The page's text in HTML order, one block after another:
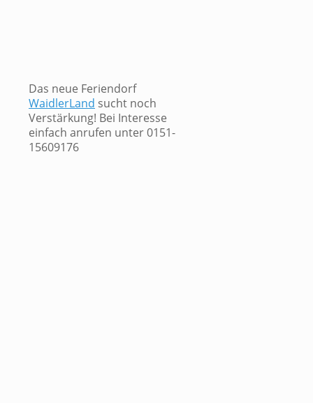
Das neue Feriendorf
WaidlerLand sucht noch
Verstärkung! Bei Interesse
einfach anrufen unter 0151-
15609176